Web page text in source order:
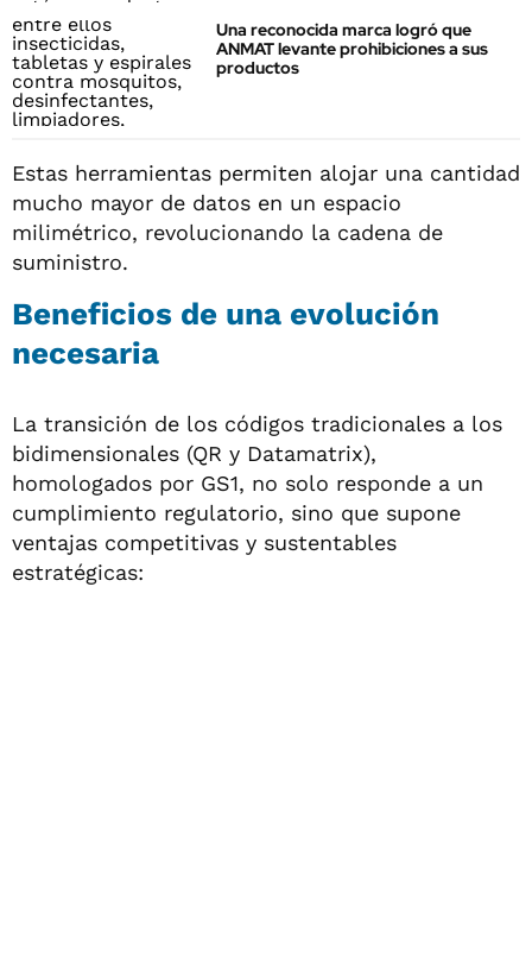
Una reconocida marca logró que
ANMAT levante prohibiciones a sus
productos
Estas herramientas permiten alojar una cantidad
mucho mayor de datos en un espacio
milimétrico, revolucionando la cadena de
suministro.
Beneficios de una evolución
necesaria
La transición de los códigos tradicionales a los
bidimensionales (QR y Datamatrix),
homologados por GS1, no solo responde a un
cumplimiento regulatorio, sino que supone
ventajas competitivas y sustentables
estratégicas: